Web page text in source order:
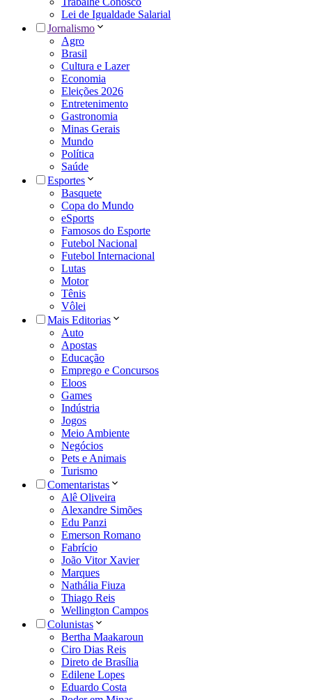
Lei de Igualdade Salarial
Jornalismo
Agro
Brasil
Cultura e Lazer
Economia
Eleições 2026
Entretenimento
Gastronomia
Minas Gerais
Mundo
Política
Saúde
Esportes
Basquete
Copa do Mundo
eSports
Famosos do Esporte
Futebol Nacional
Futebol Internacional
Lutas
Motor
Tênis
Vôlei
Mais Editorias
Auto
Apostas
Educação
Emprego e Concursos
Eloos
Games
Indústria
Jogos
Meio Ambiente
Negócios
Pets e Animais
Turismo
Comentaristas
Alê Oliveira
Alexandre Simões
Edu Panzi
Emerson Romano
Fabrício
João Vitor Xavier
Marques
Nathália Fiuza
Thiago Reis
Wellington Campos
Colunistas
Bertha Maakaroun
Ciro Dias Reis
Direto de Brasília
Edilene Lopes
Eduardo Costa